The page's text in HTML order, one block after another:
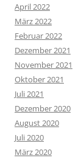
April 2022
März 2022
Februar 2022
Dezember 2021
November 2021
Oktober 2021
Juli 2021
Dezember 2020
August 2020
Juli 2020
März 2020